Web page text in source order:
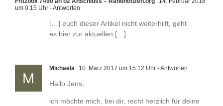
um 0:15 Uhr - Antworten
[…] euch dieser Artikel nicht weiterhilft, geht
es hier zur aktuellen […]
Michaela 10. März 2017 um 15:12 Uhr - Antworten
Hallo Jens,
ich möchte mich, bei dir, recht herzlich für deine